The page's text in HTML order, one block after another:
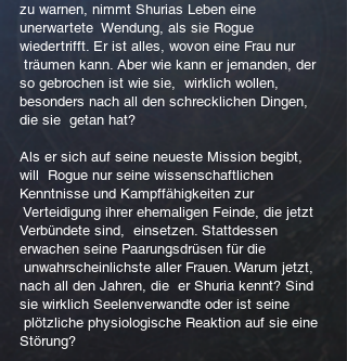
zu warnen, nimmt Shurias Leben eine
unerwartete Wendung, als sie Rogue
wiedertrifft. Er ist alles, wovon eine Frau nur
träumen kann. Aber wie kann er jemanden, der
so gebrochen ist wie sie, wirklich wollen,
besonders nach all den schrecklichen Dingen,
die sie getan hat?
Als er sich auf seine neueste Mission begibt,
will Rogue nur seine wissenschaftlichen
Kenntnisse und Kampffähigkeiten zur
Verteidigung ihrer ehemaligen Feinde, die jetzt
Verbündete sind, einsetzen. Stattdessen
erwachen seine Paarungsdrüsen für die
unwahrscheinlichste aller Frauen. Warum jetzt,
nach all den Jahren, die er Shuria kennt? Sind
sie wirklich Seelenverwandte oder ist seine
plötzliche physiologische Reaktion auf sie eine
Störung?